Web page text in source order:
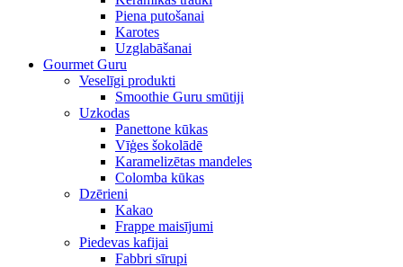
Piena putošanai
Karotes
Uzglabāšanai
Gourmet Guru
Veselīgi produkti
Smoothie Guru smūtiji
Uzkodas
Panettone kūkas
Vīģes šokolādē
Karamelizētas mandeles
Colomba kūkas
Dzērieni
Kakao
Frappe maisījumi
Piedevas kafijai
Fabbri sīrupi